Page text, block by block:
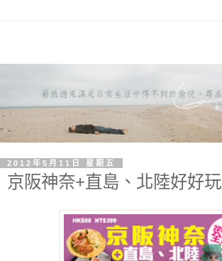
2012年5月11日 星期五
京阪神奈+直島、北陸好好玩